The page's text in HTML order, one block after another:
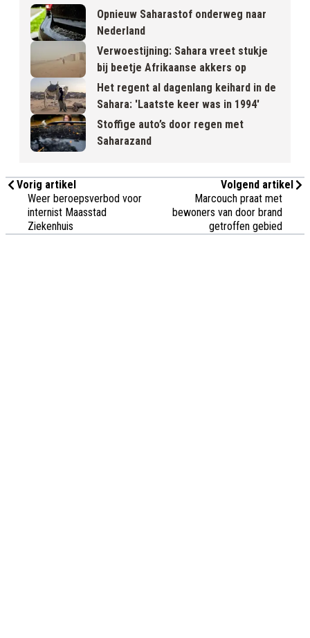
Opnieuw Saharastof onderweg naar
Nederland
Verwoestijning: Sahara vreet stukje
bij beetje Afrikaanse akkers op
Het regent al dagenlang keihard in de
Sahara: 'Laatste keer was in 1994'
Stoffige auto’s door regen met
Saharazand
Vorig artikel
Weer beroepsverbod voor
internist Maasstad
Ziekenhuis
Volgend artikel
Marcouch praat met
bewoners van door brand
getroffen gebied